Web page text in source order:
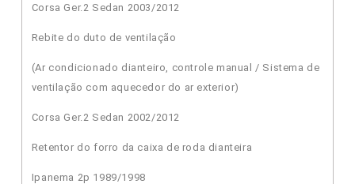
Corsa Ger.2 Sedan 2003/2012
Rebite do duto de ventilação
(Ar condicionado dianteiro, controle manual / Sistema de
ventilação com aquecedor do ar exterior)
Corsa Ger.2 Sedan 2002/2012
Retentor do forro da caixa de roda dianteira
Ipanema 2p 1989/1998